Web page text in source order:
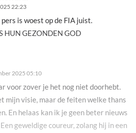
22:23
is woest op de FIA juist.
HUN GEZONDEN GOD
2025 05:10
voor zover je het nog niet doorhebt.
mijn visie, maar de feiten welke thans
En helaas kan ik je geen beter nieuws
geweldige coureur, zolang hij in een